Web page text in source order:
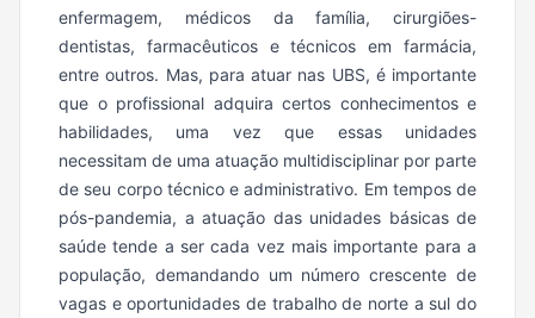
enfermagem, médicos da família, cirurgiões-
dentistas, farmacêuticos e técnicos em farmácia,
entre outros. Mas, para atuar nas UBS, é importante
que o profissional adquira certos conhecimentos e
habilidades, uma vez que essas unidades
necessitam de uma atuação multidisciplinar por parte
de seu corpo técnico e administrativo. Em tempos de
pós-pandemia, a atuação das unidades básicas de
saúde tende a ser cada vez mais importante para a
população, demandando um número crescente de
vagas e oportunidades de trabalho de norte a sul do